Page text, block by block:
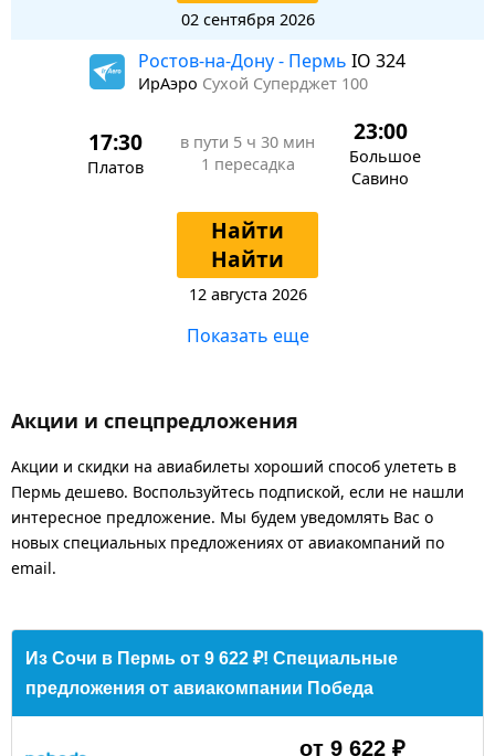
02 сентября 2026
Ростов-на-Дону - Пермь IO 324
ИрАэро Сухой Суперджет 100
17:30
Платов
в пути 5 ч 30 мин
1 пересадка
23:00
Большое
Савино
Найти
Найти
12 августа 2026
Показать еще
Акции и спецпредложения
Акции и скидки на авиабилеты хороший способ улететь в
Пермь дешево. Воспользуйтесь подпиской, если не нашли
интересное предложение. Мы будем уведомлять Вас о
новых специальных предложениях от авиакомпаний по
email.
Из Сочи в Пермь от 9 622 ₽! Специальные
предложения от авиакомпании Победа
от 9 622 ₽